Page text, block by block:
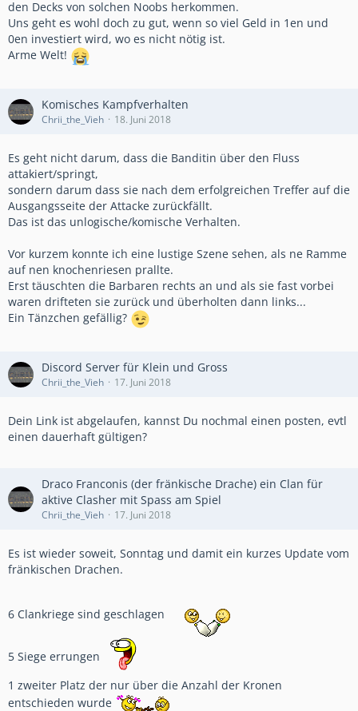
den Decks von solchen Noobs herkommen.
Uns geht es wohl doch zu gut, wenn so viel Geld in 1en und
0en investiert wird, wo es nicht nötig ist.
Arme Welt!
Komisches Kampfverhalten
Chrii_the_Vieh 18. Juni 2018
Es geht nicht darum, dass die Banditin über den Fluss
attakiert/springt,
sondern darum dass sie nach dem erfolgreichen Treffer auf die
Ausgangsseite der Attacke zurückfällt.
Das ist das unlogische/komische Verhalten.
Vor kurzem konnte ich eine lustige Szene sehen, als ne Ramme
auf nen knochenriesen prallte.
Erst täuschten die Barbaren rechts an und als sie fast vorbei
waren drifteten sie zurück und überholten dann links...
Ein Tänzchen gefällig?
Discord Server für Klein und Gross
Chrii_the_Vieh 17. Juni 2018
Dein Link ist abgelaufen, kannst Du nochmal einen posten, evtl
einen dauerhaft gültigen?
Draco Franconis (der fränkische Drache) ein Clan für
aktive Clasher mit Spass am Spiel
Chrii_the_Vieh 17. Juni 2018
Es ist wieder soweit, Sonntag und damit ein kurzes Update vom
fränkischen Drachen.
6 Clankriege sind geschlagen
5 Siege errungen
1 zweiter Platz der nur über die Anzahl der Kronen
entschieden wurde